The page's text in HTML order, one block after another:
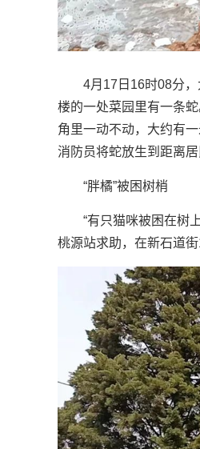
4月17日16时08分
楼的一处菜园里有一条
角里一动不动，大约有
消防员将蛇放生到距离居
“胖橘”被困树梢
“有只猫咪被困在树
桃源站求助，在新石道